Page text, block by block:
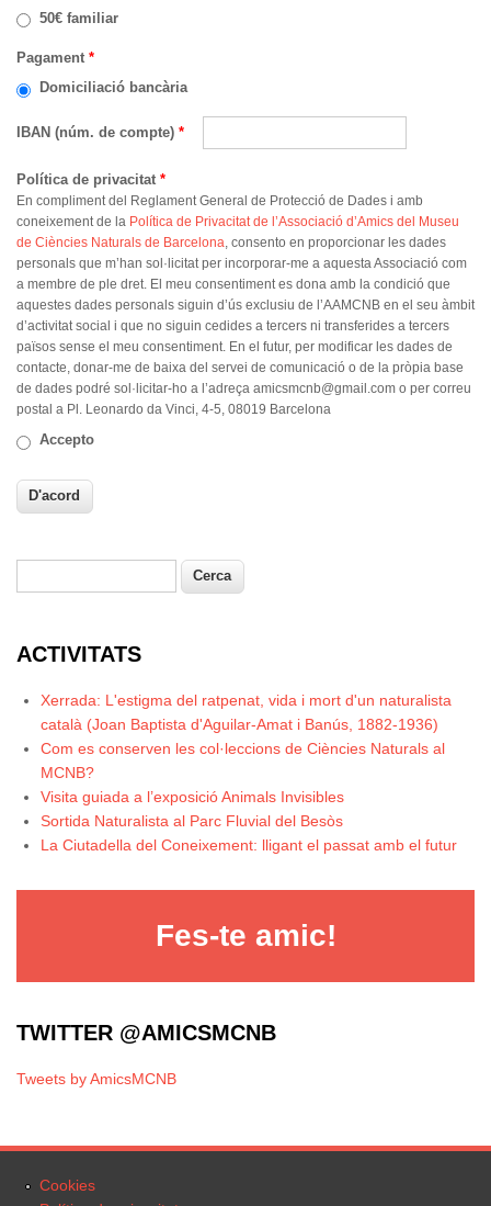
50€ familiar
Pagament *
Domiciliació bancària
IBAN (núm. de compte) *
Política de privacitat *
En compliment del Reglament General de Protecció de Dades i amb
coneixement de la Política de Privacitat de l’Associació d’Amics del Museu
de Ciències Naturals de Barcelona, consento en proporcionar les dades
personals que m’han sol·licitat per incorporar-me a aquesta Associació com
a membre de ple dret. El meu consentiment es dona amb la condició que
aquestes dades personals siguin d’ús exclusiu de l’AAMCNB en el seu àmbit
d’activitat social i que no siguin cedides a tercers ni transferides a tercers
països sense el meu consentiment. En el futur, per modificar les dades de
contacte, donar-me de baixa del servei de comunicació o de la pròpia base
de dades podré sol·licitar-ho a l’adreça amicsmcnb@gmail.com o per correu
postal a Pl. Leonardo da Vinci, 4-5, 08019 Barcelona
Accepto
Formulari de cerca
ACTIVITATS
Xerrada: L'estigma del ratpenat, vida i mort d'un naturalista
català (Joan Baptista d'Aguilar-Amat i Banús, 1882-1936)
Com es conserven les col·leccions de Ciències Naturals al
MCNB?
Visita guiada a l’exposició Animals Invisibles
Sortida Naturalista al Parc Fluvial del Besòs
La Ciutadella del Coneixement: lligant el passat amb el futur
Fes-te amic!
TWITTER @AMICSMCNB
Tweets by AmicsMCNB
Cookies